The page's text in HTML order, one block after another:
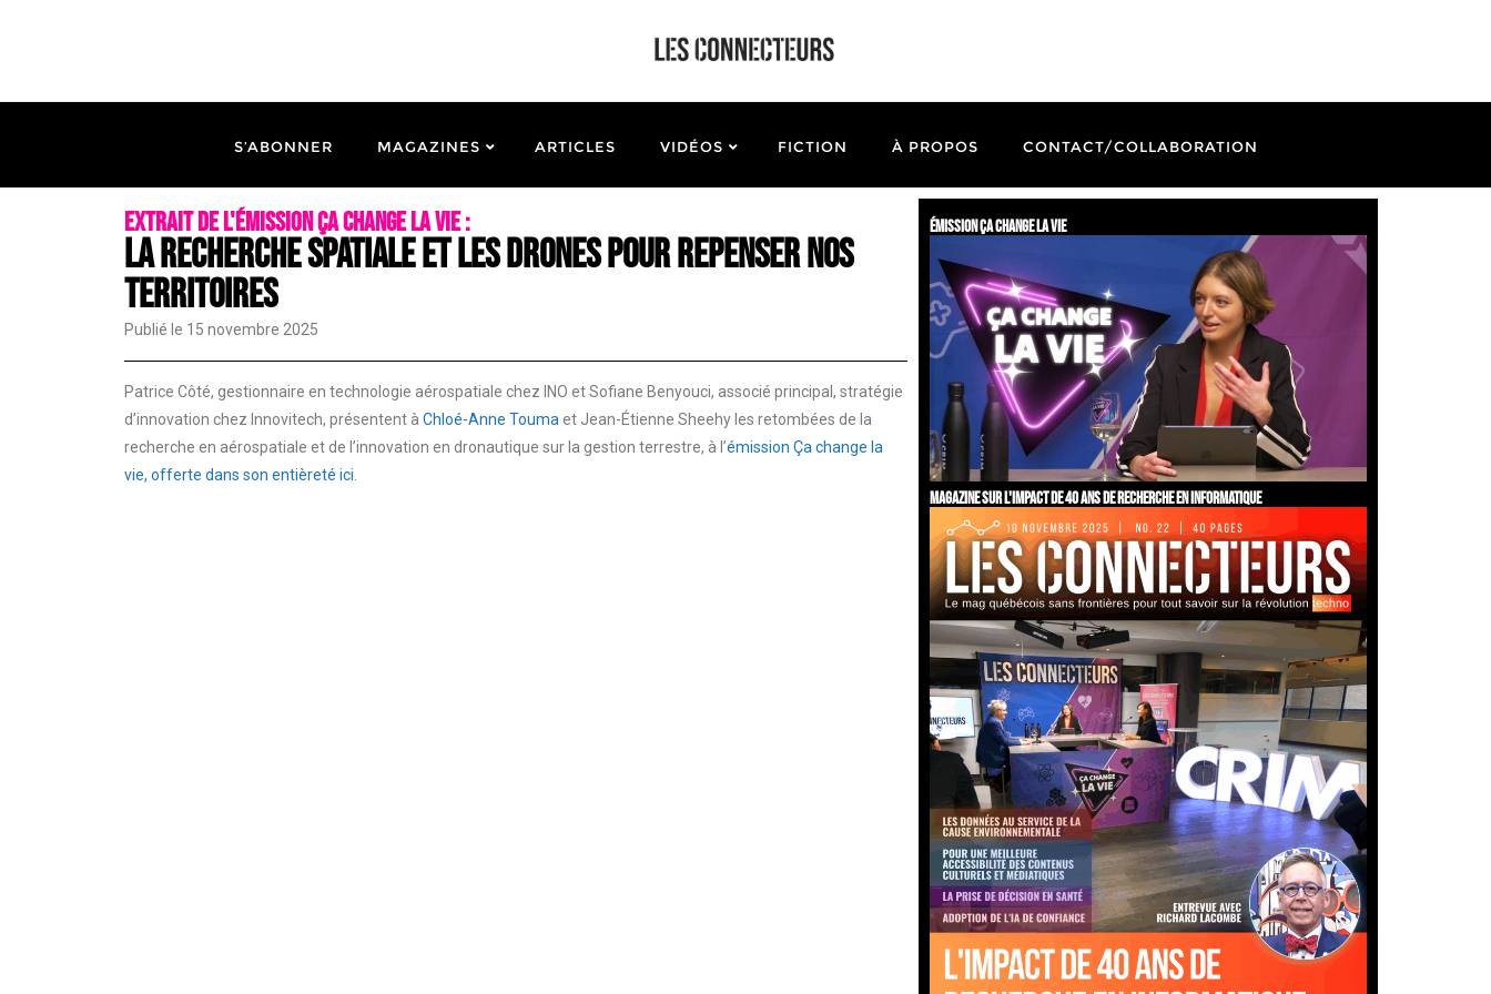
S’ABONNER MAGAZINES ARTICLES VIDÉOS FICTION À PROPOS CONTACT/COLLABORATION
Extrait de l'émission Ça change la vie :
La recherche spatiale et les drones pour repenser nos
territoires
Publié le 15 novembre 2025
Patrice Côté, gestionnaire en technologie aérospatiale chez INO et Sofiane Benyouci, associé principal, stratégie
d’innovation chez Innovitech, présentent à Chloé-Anne Touma et Jean-Étienne Sheehy les retombées de la
recherche en aérospatiale et de l’innovation en dronautique sur la gestion terrestre, à l’émission Ça change la
vie, offerte dans son entièreté ici
émission ça change la vie
Magazine sur l'impact de 40 ans de recherche en informatique